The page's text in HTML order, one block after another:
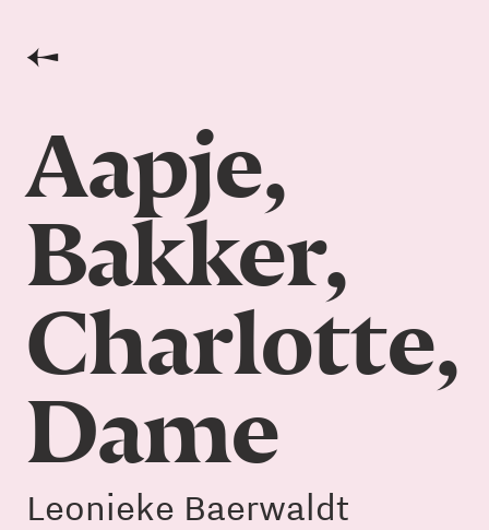
←
Aapje,
Bakker,
Charlotte,
Dame
Leonieke Baerwaldt